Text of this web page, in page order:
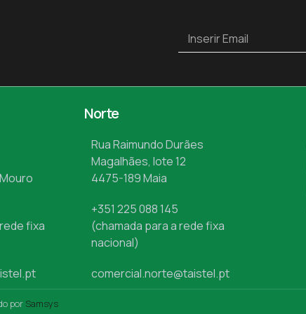
fixa
Norte
Rua Raimundo Durães
Magalhães, lote 12
4475-189 Maia
+351 225 088 145
(chamada para a rede fixa
nacional)
comercial.norte@taistel.pt
por Samsys